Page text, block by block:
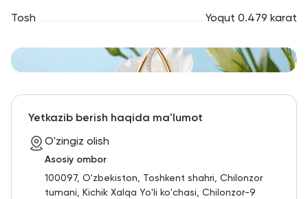
Tosh Yoqut 0.479 karat
Yetkazib berish haqida ma'lumot
O'zingiz olish
Asosiy ombor
100097, O'zbekiston, Toshkent shahri, Chilonzor
tumani, Kichik Xalqa Yo'li ko'chasi, Chilonzor-9